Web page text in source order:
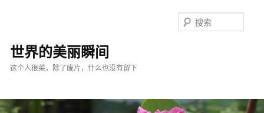
世界的美丽瞬间
这个人很菜，除了废片，什么也没有留下
索